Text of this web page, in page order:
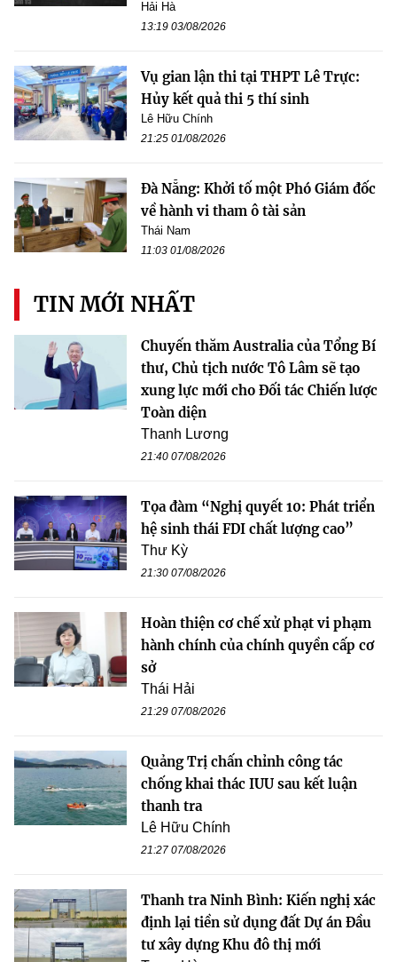
Hải Hà
13:19 03/08/2026
Vụ gian lận thi tại THPT Lê Trực:
Hủy kết quả thi 5 thí sinh
Lê Hữu Chính
21:25 01/08/2026
Đà Nẵng: Khởi tố một Phó Giám đốc
về hành vi tham ô tài sản
Thái Nam
11:03 01/08/2026
TIN MỚI NHẤT
Chuyến thăm Australia của Tổng Bí
thư, Chủ tịch nước Tô Lâm sẽ tạo
xung lực mới cho Đối tác Chiến lược
Toàn diện
Thanh Lương
21:40 07/08/2026
Tọa đàm “Nghị quyết 10: Phát triển
hệ sinh thái FDI chất lượng cao”
Thư Kỳ
21:30 07/08/2026
Hoàn thiện cơ chế xử phạt vi phạm
hành chính của chính quyền cấp cơ
sở
Thái Hải
21:29 07/08/2026
Quảng Trị chấn chỉnh công tác
chống khai thác IUU sau kết luận
thanh tra
Lê Hữu Chính
21:27 07/08/2026
Thanh tra Ninh Bình: Kiến nghị xác
định lại tiền sử dụng đất Dự án Đầu
tư xây dựng Khu đô thị mới